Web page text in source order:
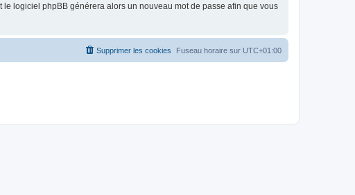
logiciel phpBB générera alors un nouveau mot de passe afin que vous
Fuseau horaire sur UTC+01:00
Supprimer les cookies